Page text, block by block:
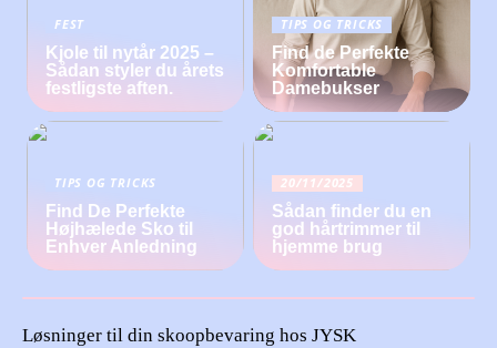
FEST
Kjole til nytår 2025 –
Sådan styler du årets
festligste aften.
TIPS OG TRICKS
Find de Perfekte
Komfortable
Damebukser
TIPS OG TRICKS
Find De Perfekte
Højhælede Sko til
Enhver Anledning
20/11/2025
Sådan finder du en
god hårtrimmer til
hjemme brug
Løsninger til din skoopbevaring hos JYSK